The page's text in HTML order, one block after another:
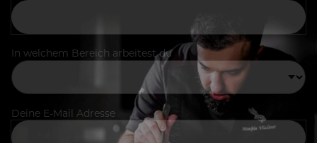
In welchem Bereich arbeitest du
Deine E-Mail Adresse